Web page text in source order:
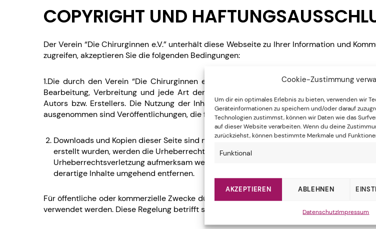
Cookie-Zustimmung
Um dir ein optimales Erlebnis zu bieten, verwenden wir
Geräteinformationen zu speichern und/oder darauf
Technologien zustimmst, können wir Daten wie das
auf dieser Website verarbeiten. Wenn du deine
zurückziehst, können bestimmte Merkmale und
Funktional
AKZEPTIEREN ABLEHNEN
DatenschutzImpressum
COPYRIGHT UND
Der Verein “Die Chirurginnen e.V.” unterhält diese Webseite zu Ihrer Information und
zugreifen, akzeptieren Sie die folgenden Bedingungen:
1.Die durch den Verein “Die Chirurginnen e.V.” erstellten Inhalte und Werke auf
Bearbeitung, Verbreitung und jede Art der Verwertung außerhalb der Grenzen des
Autors bzw. Erstellers. Die Nutzung der Inhalte dieser Seite in abgeänderter Form
ausgenommen sind Veröffentlichungen, die für die Presse vorgesehen sind
Downloads und Kopien dieser Seite sind nur für den privaten, nicht kommerziellen
erstellt wurden, werden die Urheberrechte Dritter beachtet. Insbesondere werden
Urheberrechtsverletzung aufmerksam werden, bitten wir um einen entsprechenden
derartige Inhalte umgehend entfernen.
Für öffentliche oder kommerzielle Zwecke dürfen die Inhalte dieser Seite nicht ohne
verwendet werden. Diese Regelung betrifft sämtliche Texte, Bilder sowie sonstige